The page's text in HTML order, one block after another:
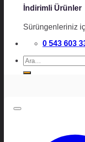
İndirimli Ürünler
Sürüngenleriniz
0 543 603
Ara: